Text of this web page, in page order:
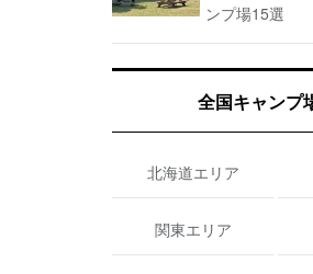
ンプ場15選
全国キャンプ
北海道エリア
関東エリア